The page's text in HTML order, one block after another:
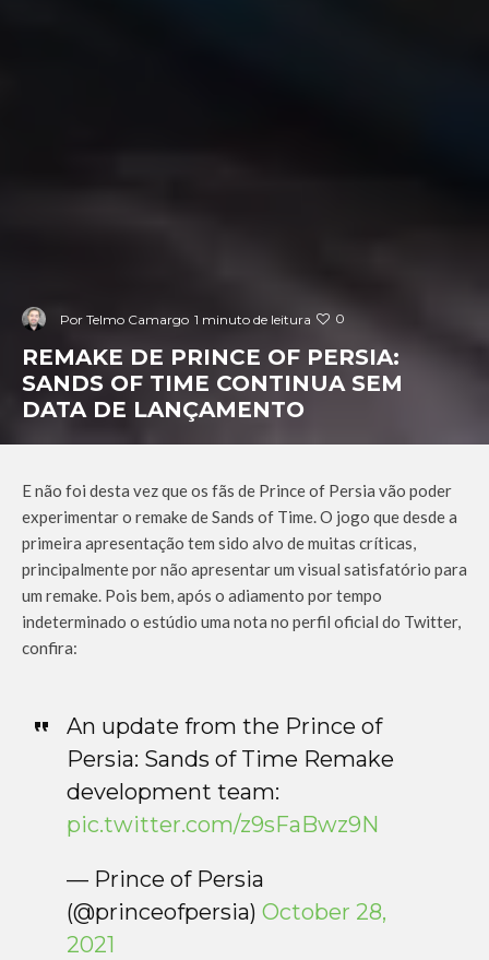
Por Telmo Camargo 1 minuto de leitura 0
REMAKE DE PRINCE OF PERSIA:
SANDS OF TIME CONTINUA SEM
DATA DE LANÇAMENTO
E não foi desta vez que os fãs de Prince of Persia vão poder
experimentar o remake de Sands of Time. O jogo que desde a
primeira apresentação tem sido alvo de muitas críticas,
principalmente por não apresentar um visual satisfatório para
um remake. Pois bem, após o adiamento por tempo
indeterminado o estúdio uma nota no perfil oficial do Twitter,
confira:
An update from the Prince of
Persia: Sands of Time Remake
development team:
pic.twitter.com/z9sFaBwz9N
— Prince of Persia
(@princeofpersia) October 28,
2021